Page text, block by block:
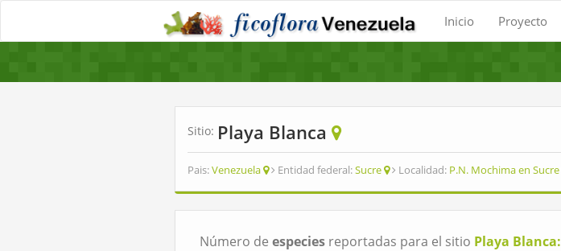
Inicio Proyecto
Sitio: Playa Blanca
Pais:Venezuela Entidad federal:Sucre Localidad: P.N. Mochima en Sucre
Número de especies reportadas para el sitio Playa Blanca: